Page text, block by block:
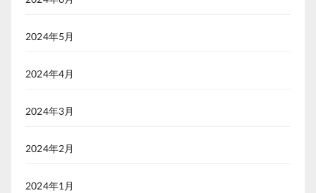
2024年5月
2024年4月
2024年3月
2024年2月
2024年1月